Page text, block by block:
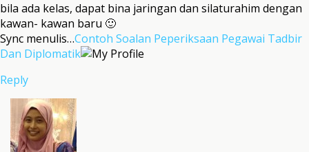
bila ada kelas, dapat bina jaringan dan silaturahim dengan
kawan- kawan baru 🙂
Sync menulis…Contoh Soalan Peperiksaan Pegawai Tadbir
Dan Diplomatik
Reply